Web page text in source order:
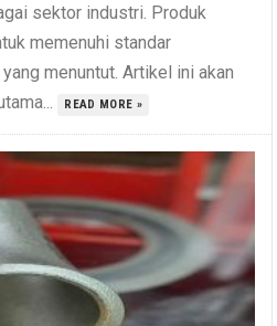
sektor industri. Produk
memenuhi standar
menuntut. Artikel ini akan
READ MORE »